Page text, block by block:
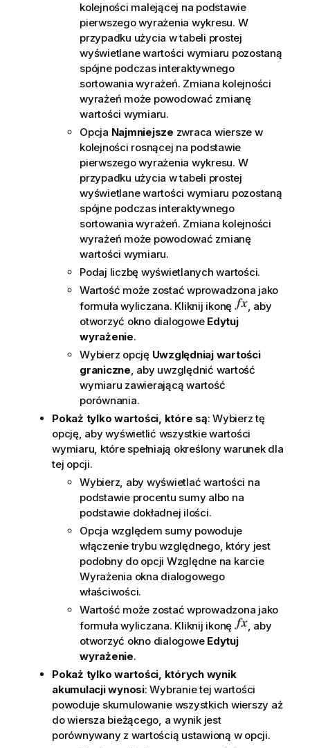
kolejności malejącej na podstawie
pierwszego wyrażenia wykresu. W
przypadku użycia w tabeli prostej
wyświetlane wartości wymiaru pozostaną
spójne podczas interaktywnego
sortowania wyrażeń. Zmiana kolejności
wyrażeń może powodować zmianę
wartości wymiaru.
Opcja Najmniejsze zwraca wiersze w
kolejności rosnącej na podstawie
pierwszego wyrażenia wykresu. W
przypadku użycia w tabeli prostej
wyświetlane wartości wymiaru pozostaną
spójne podczas interaktywnego
sortowania wyrażeń. Zmiana kolejności
wyrażeń może powodować zmianę
wartości wymiaru.
Podaj liczbę wyświetlanych wartości.
Wartość może zostać wprowadzona jako
formuła wyliczana. Kliknij ikonę
, aby
otworzyć okno dialogowe Edytuj
wyrażenie.
Wybierz opcję Uwzględniaj wartości
graniczne, aby uwzględnić wartość
wymiaru zawierającą wartość
porównania.
Pokaż tylko wartości, które są: Wybierz tę
opcję, aby wyświetlić wszystkie wartości
wymiaru, które spełniają określony warunek dla
tej opcji.
Wybierz, aby wyświetlać wartości na
podstawie procentu sumy albo na
podstawie dokładnej ilości.
Opcja względem sumypowoduje
włączenie trybu względnego, który jest
podobny do opcji Względnena karcie
Wyrażenia okna dialogowego
właściwości.
Wartość może zostać wprowadzona jako
formuła wyliczana. Kliknij ikonę
, aby
otworzyć okno dialogowe Edytuj
wyrażenie.
Pokaż tylko wartości, których wynik
akumulacji wynosi: Wybranie tej wartości
powoduje skumulowanie wszystkich wierszy aż
do wiersza bieżącego, a wynik jest
porównywany z wartością ustawioną w opcji.